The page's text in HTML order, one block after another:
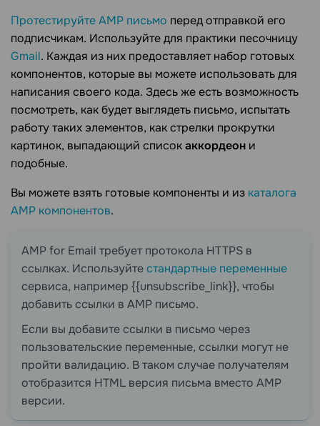
Протестируйте AMP письмо перед отправкой его
подписчикам. Используйте для практики песочницу
Gmail. Каждая из них предоставляет набор готовых
компонентов, которые вы можете использовать для
написания своего кода. Здесь же есть возможность
посмотреть, как будет выглядеть письмо, испытать
работу таких элементов, как стрелки прокрутки
картинок, выпадающий списокаккордеон и
подобные.
Вы можете взять готовые компоненты и из каталога
AMP компонентов.
AMP for Email требует протокола HTTPS в
ссылках. Используйтестандартные переменные
сервиса, например {{unsubscribe_link}}, чтобы
добавить ссылки в АМР письмо.
Если вы добавите ссылки в письмо через
пользовательские переменные, ссылки могут не
пройти валидацию. В таком случае получателям
отобразится HTML версия письма вместо AMP
версии.